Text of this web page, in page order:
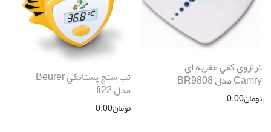
ترازوي كفي عقربه اي
Camry مدل BR9808
تومان0.00
تب سنج پستانكي Beurer
مدل fi22
تومان0.00